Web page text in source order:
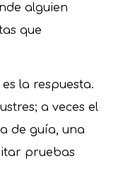
alguien
que
la respuesta.
a veces el
de guía, una
pruebas